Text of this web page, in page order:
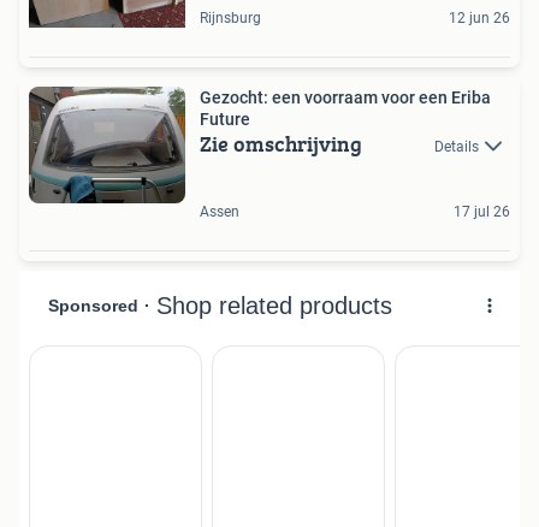
Rijnsburg 12 jun 26
Gezocht: een voorraam voor een Eriba
Future
Zie omschrijving Details
Assen 17 jul 26